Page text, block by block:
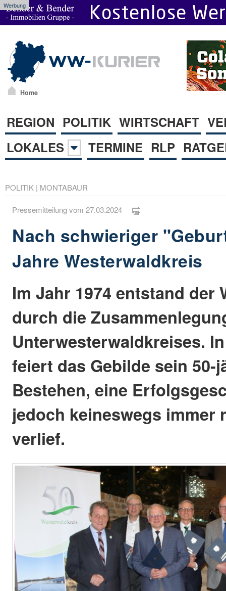
Werbung
Home
REGION POLITIK WIRTSCHAFT
LOKALES
TERMINE RLP
POLITIK | MONTABAUR
Pressemitteilung vom 27.03.2024
Nach schwieriger
Jahre Westerwaldkreis
Im Jahr 1974 entstand der
durch die
Unterwesterwaldkreises.
feiert das Gebilde sein 50-
Bestehen, eine
jedoch keineswegs immer
verlief.